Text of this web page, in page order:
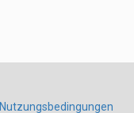
Nutzungsbedingungen